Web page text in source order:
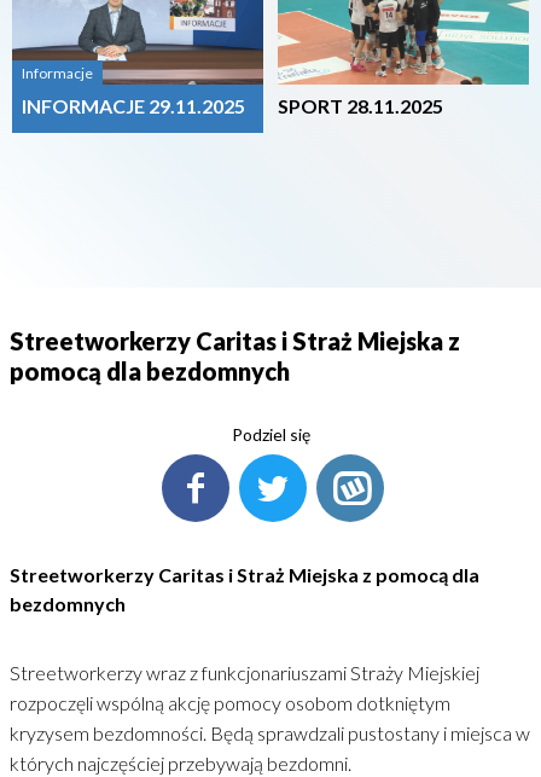
Informacje
INFORMACJE 29.11.2025 SPORT 28.11.2025
Streetworkerzy Caritas i Straż Miejska z
pomocą dla bezdomnych
Podziel się
Streetworkerzy Caritas i Straż Miejska z pomocą dla
bezdomnych
Streetworkerzy wraz z funkcjonariuszami Straży Miejskiej
rozpoczęli wspólną akcję pomocy osobom dotkniętym
kryzysem bezdomności. Będą sprawdzali pustostany i miejsca w
których najczęściej przebywają bezdomni.